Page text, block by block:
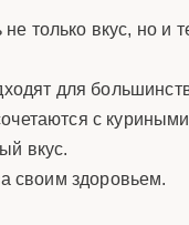
вкус, но и
для
с
вкус.
своим здоровьем.